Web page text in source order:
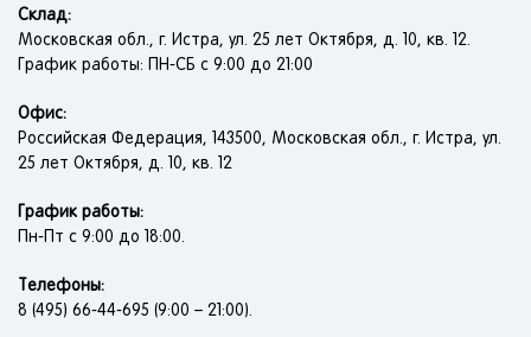
Склад:
Московская обл., г. Истра, ул. 25 лет Октября, д. 10, кв. 12.
График работы: ПН-СБ с 9:00 до 21:00
Офис:
Российская Федерация, 143500, Московская обл., г. Истра, ул.
25 лет Октября, д. 10, кв. 12
График работы:
Пн-Пт с 9:00 до 18:00.
Телефоны:
8 (495) 66-44-695 (9:00 – 21:00).